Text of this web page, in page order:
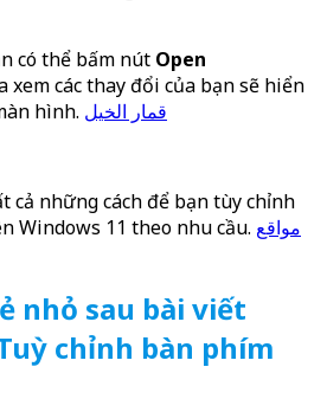
có thể bấm nút Open
xem các thay đổi của bạn sẽ hiển
hình. قمار الخيل
cả những cách để bạn tùy chỉnh
Windows 11 theo nhu cầu. مواقع
nhỏ sau bài viết
chỉnh bàn phím